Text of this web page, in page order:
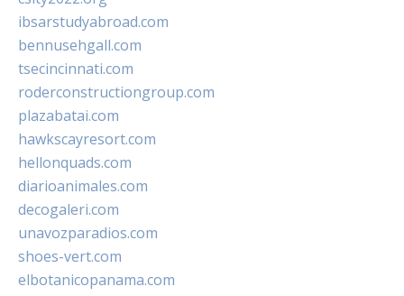
ibsarstudyabroad.com
bennusehgall.com
tsecincinnati.com
roderconstructiongroup.com
plazabatai.com
hawkscayresort.com
hellonquads.com
diarioanimales.com
decogaleri.com
unavozparadios.com
shoes-vert.com
elbotanicopanama.com